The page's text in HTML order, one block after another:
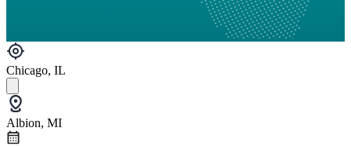
Chicago, IL
Albion, MI